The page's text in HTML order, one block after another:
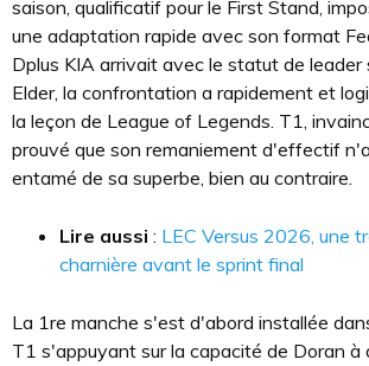
saison, qualificatif pour le First Stand,
une adaptation rapide avec son format
Dplus KIA arrivait avec le statut de leader
Elder, la confrontation a rapidement et
la leçon de League of Legends. T1,
prouvé que son remaniement d'effectif
entamé de sa superbe, bien au contraire.
Lire aussi : LEC Versus 2026, une
charnière avant le sprint final
La 1re manche s'est d'abord installée
T1 s'appuyant sur la capacité de Doran à